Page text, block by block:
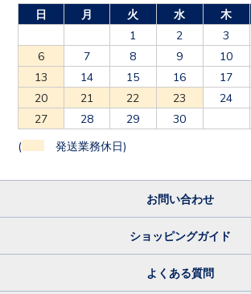
日
月 火 水 木
1
2 3
6
7 8 9 10
13
14 15 16 17
20
21 22 23 24
27
28 29 30
( 発送業務休日)
お問い合わせ
ショッピングガイド
よくある質問